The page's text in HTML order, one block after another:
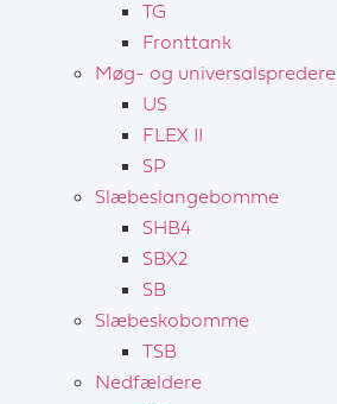
TG
Fronttank
Møg- og universalspredere
US
FLEX II
SP
Slæbeslangebomme
SHB4
SBX2
SB
Slæbeskobomme
TSB
Nedfældere